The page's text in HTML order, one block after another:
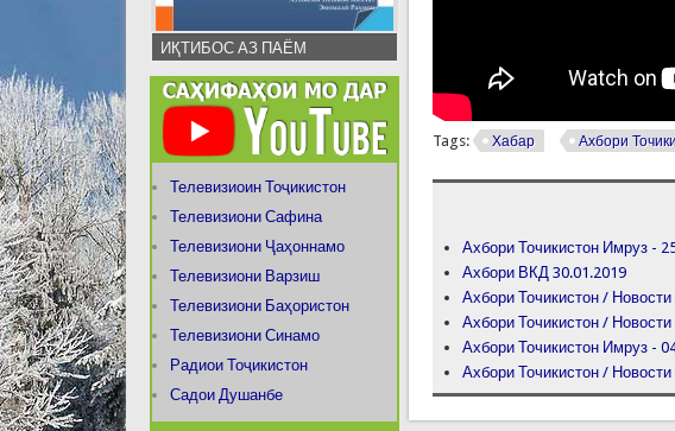
Tags: Хабар Ахбори
Ахбори Точикистон Имруз -
Ахбори ВКД 30.01.2019
Ахбори Точикистон /
Ахбори Точикистон /
Ахбори Точикистон Имруз -
Ахбори Точикистон /
ИҚТИБОС АЗ ПАЁМ
Телевизиоин Тоҷикистон
Телевизиони Сафина
Телевизиони Ҷаҳоннамо
Телевизиони Варзиш
Телевизиони Баҳористон
Телевизиони Синамо
Радиои Тоҷикистон
Садои Душанбе